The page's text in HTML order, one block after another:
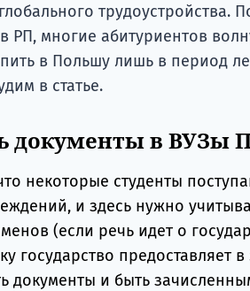
трудоустройства.
РП, многие абитуриентов
в Польшу лишь в период
в статье.
документы в ВУЗы
некоторые студенты
и здесь нужно
(если речь идет о
государство предоставляет
документы и быть